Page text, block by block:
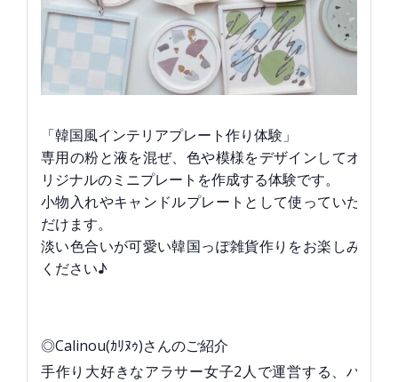
「韓国風インテリアプレート作り体験」
専用の粉と液を混ぜ、色や模様をデザインしてオ
リジナルのミニプレートを作成する体験です。
小物入れやキャンドルプレートとして使っていた
だけます。
淡い色合いが可愛い韓国っぽ雑貨作りをお楽しみ
ください♪
◎Calinou(ｶﾘﾇｩ)さんのご紹介
手作り大好きなアラサー女子2人で運営する、ハ